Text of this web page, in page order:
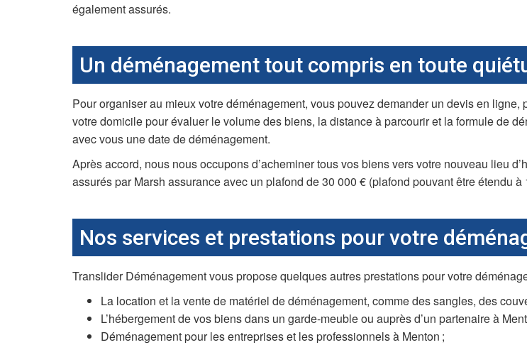
également assurés.
Un déménagement tout compris en toute
Pour organiser au mieux votre déménagement, vous pouvez demander un devis en
votre domicile pour évaluer le volume des biens, la distance à parcourir et la formule de
avec vous une date de déménagement.
Après accord, nous nous occupons d’acheminer tous vos biens vers votre nouveau lieu
assurés par Marsh assurance avec un plafond de 30 000 € (plafond pouvant être étendu
Nos services et prestations pour votre
Translider Déménagement vous propose quelques autres prestations pour votre
La location et la vente de matériel de déménagement, comme des sangles, des
L’hébergement de vos biens dans un garde-meuble ou auprès d’un partenaire à
Déménagement pour les entreprises et les professionnels à Menton ;